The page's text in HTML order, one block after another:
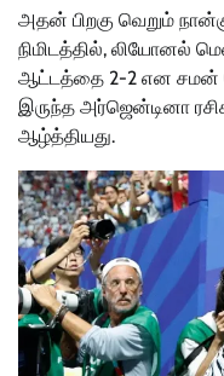
அதன் பிறகு வெறும்
நிமிடத்தில், லியோனல்
ஆட்டத்தை 2-2 என சமன்
இருந்த அர்ஜென்டினா
ஆழ்த்தியது.